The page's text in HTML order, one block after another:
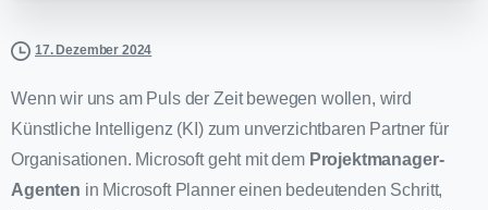
17. Dezember 2024
Wenn wir uns am Puls der Zeit bewegen wollen, wird
Künstliche Intelligenz (KI) zum unverzichtbaren Partner für
Organisationen. Microsoft geht mit dem Projektmanager-
Agenten in Microsoft Planner einen bedeutenden Schritt,